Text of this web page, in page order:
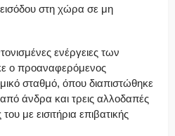
στη χώρα σε μη
ενέργειες των
ο προαναφερόμενος
σταθμό, όπου διαπιστώθηκε
άνδρα και τρεις αλλοδαπές
με εισιτήρια επιβατικής